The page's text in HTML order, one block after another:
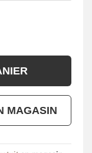
MAGASIN